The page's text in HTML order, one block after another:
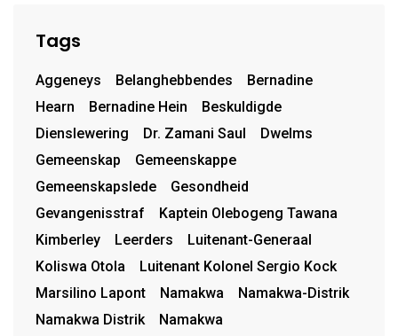
Tags
Aggeneys Belanghebbendes
Bernadine
Hearn
Bernadine Hein
Beskuldigde
Dienslewering
Dr. Zamani Saul
Dwelms
Gemeenskap
Gemeenskappe
Gemeenskapslede
Gesondheid
Gevangenisstraf
Kaptein Olebogeng Tawana
Kimberley
Leerders
Luitenant-Generaal
Koliswa Otola
Luitenant Kolonel Sergio Kock
Marsilino Lapont
Namakwa
Namakwa-Distrik
Namakwa Distrik
Namakwa